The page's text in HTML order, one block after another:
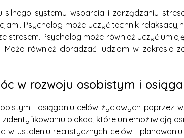
systemu wsparcia i zarządzaniu
Psycholog może uczyć technik
stresem. Psycholog może również uczyć
Może również doradzać ludziom w zakresie
w rozwoju osobistym i
i osiąganiu celów życiowych poprzez
blokad, które uniemożliwiają
w ustaleniu realistycznych celów i